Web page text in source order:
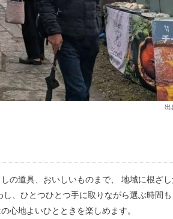
出
の道具、おいしいものまで、 地域に根ざ
、ひとつひとつ手に取りながら選ぶ時間
心地よいひとときを楽しめます。